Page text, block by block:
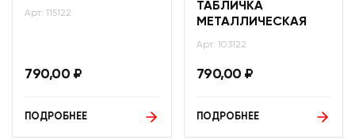
Арт: 115122
790,00 ₽
ПОДРОБНЕЕ
ТАБЛИЧКА
МЕТАЛЛИЧЕСКАЯ
Арт: 103122
790,00 ₽
ПОДРОБНЕЕ